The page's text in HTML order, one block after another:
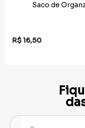
Saco de
R$16,50